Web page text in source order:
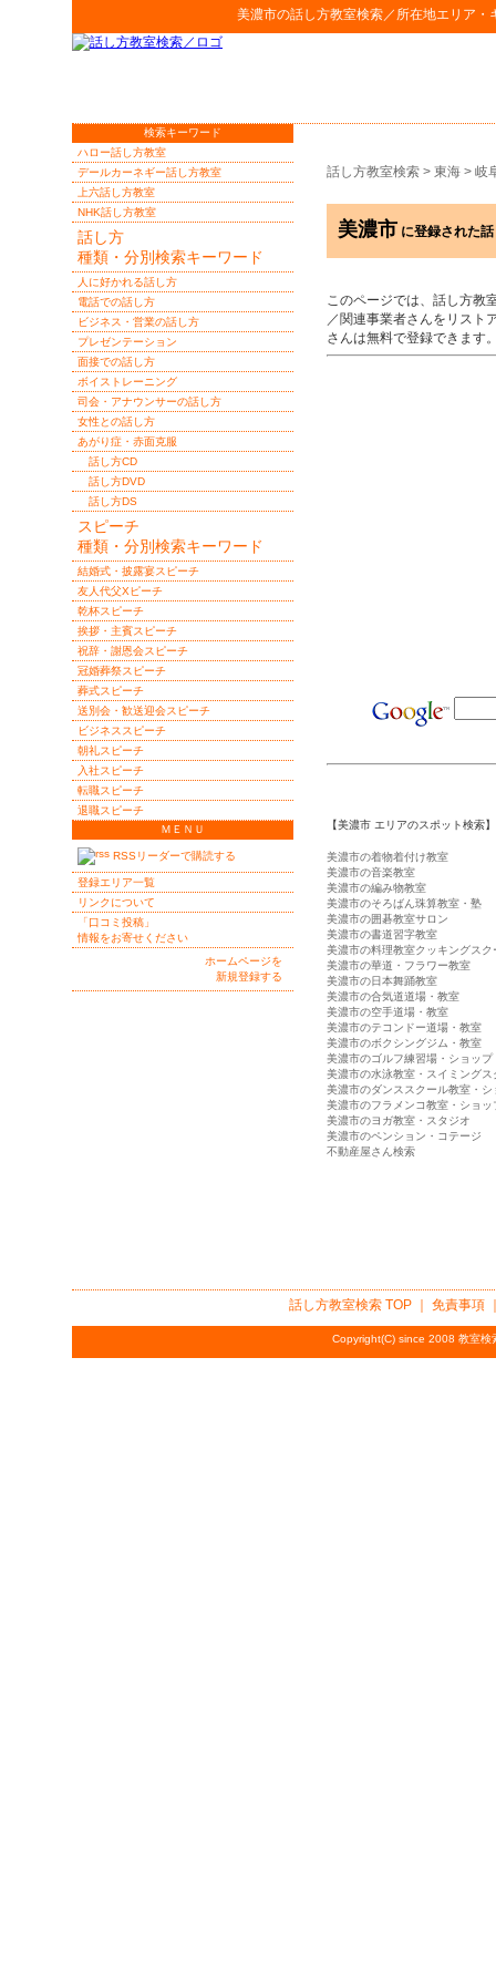
美濃市の話し方教室検索／所在地エリア・
話し方教室検索 > 東海 > 岐
美濃市 に登録された
このページでは、話し方教
／関連事業者さんをリスト
さんは無料で登録できます
【美濃市 エリアのスポット検索】
美濃市の着物着付け教室
美濃市の音楽教室
美濃市の編み物教室
美濃市のそろばん珠算教室・塾
美濃市の囲碁教室サロン
美濃市の書道習字教室
美濃市の料理教室クッキングスク
美濃市の華道・フラワー教室
美濃市の日本舞踊教室
美濃市の合気道道場・教室
美濃市の空手道場・教室
美濃市のテコンドー道場・教室
美濃市のボクシングジム・教室
美濃市のゴルフ練習場・ショップ
美濃市の水泳教室・スイミングス
美濃市のダンススクール教室・シ
美濃市のフラメンコ教室・ショッ
美濃市のヨガ教室・スタジオ
美濃市のペンション・コテージ
不動産屋さん検索
検索キーワード
ハロー話し方教室
デールカーネギー話し方教室
上六話し方教室
NHK話し方教室
話し方
種類・分別検索キーワード
人に好かれる話し方
電話での話し方
ビジネス・営業の話し方
プレゼンテーション
面接での話し方
ボイストレーニング
司会・アナウンサーの話し方
女性との話し方
あがり症・赤面克服
話し方CD
話し方DVD
話し方DS
スピーチ
種類・分別検索キーワード
結婚式・披露宴スピーチ
友人代父Xピーチ
乾杯スピーチ
挨拶・主賓スピーチ
祝辞・謝恩会スピーチ
冠婚葬祭スピーチ
葬式スピーチ
送別会・歓送迎会スピーチ
ビジネススピーチ
朝礼スピーチ
入社スピーチ
転職スピーチ
退職スピーチ
ＭＥＮＵ
RSSリーダーで購読する
登録エリア一覧
リンクについて
「口コミ投稿」
情報をお寄せください
ホームページを
新規登録する
話し方教室検索TOP ｜ 免責事項
Copyright(C) since 2008 教室検